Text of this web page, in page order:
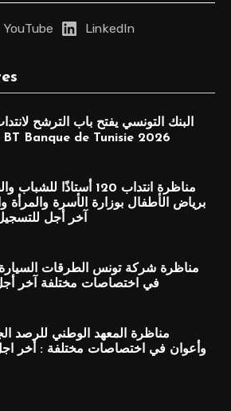
YouTube LinkedIn
البنك التونسي يفتح باب الترشح
BT Banque de Tunisie 2026
برياض الأطفال بوزارة الأسرة والمرأة
آخر أجل للتسجيل : 27 جويلية
في اختصاصات مختلفة آخر أجل : 21 جويلية
مناظرة المعهد الوطني للرصد